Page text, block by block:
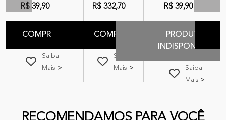
R$ 39,90
COMPRAR
Saiba
Mais
R$ 332,70
COMPRAR
Saiba
Mais
R$ 39,90
INDISPONIVEL
Saiba
Mais